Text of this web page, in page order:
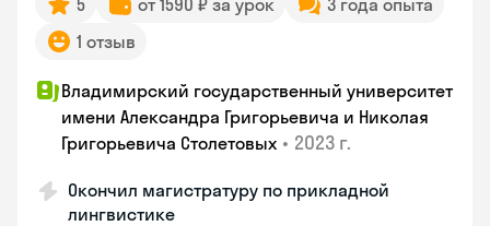
5 от 1590 ₽ за урок
3 года опыта
1 отзыв
Владимирский государственный университет
имени Александра Григорьевича и Николая
Григорьевича Столетовых • 2023 г.
Окончил магистратуру по прикладной
лингвистике